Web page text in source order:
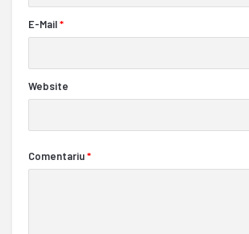
E-Mail*
Website
Comentariu*